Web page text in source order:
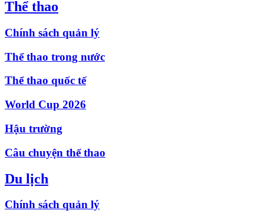
Thể thao
Chính sách quản lý
Thể thao trong nước
Thể thao quốc tế
World Cup 2026
Hậu trường
Câu chuyện thể thao
Du lịch
Chính sách quản lý